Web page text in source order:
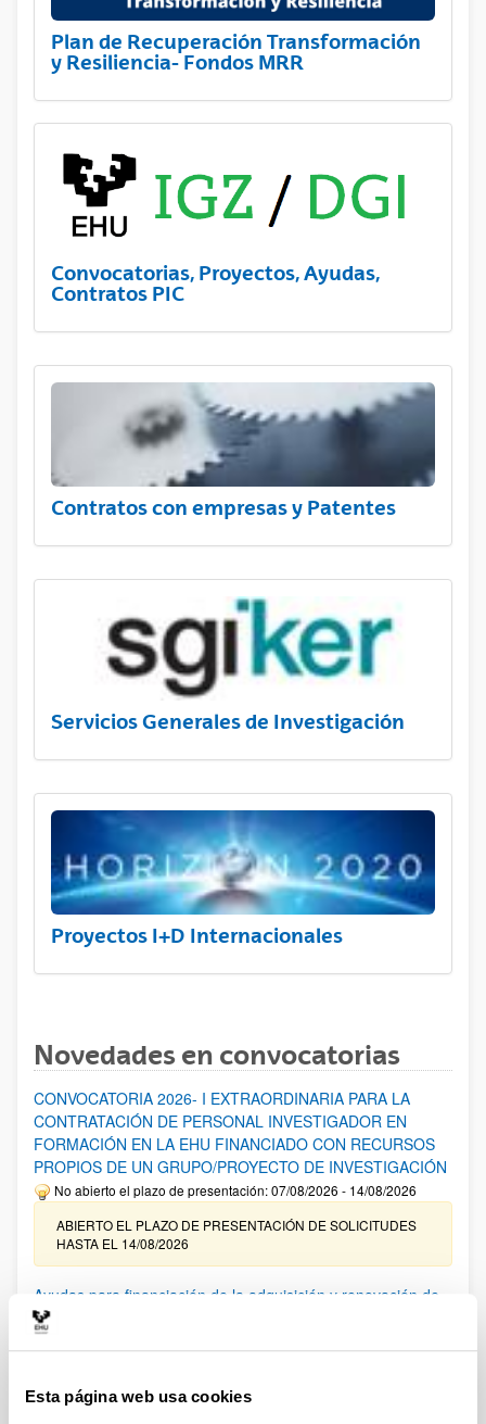
Esta página web usa cookies
Plan de Recuperación Transformación
y Resiliencia- Fondos MRR
Convocatorias, Proyectos, Ayudas,
Contratos PIC
Contratos con empresas y Patentes
Servicios Generales de Investigación
Proyectos I+D Internacionales
Novedades en convocatorias
CONVOCATORIA 2026- I EXTRAORDINARIA PARA LA
CONTRATACIÓN DE PERSONAL INVESTIGADOR EN
FORMACIÓN EN LA EHU FINANCIADO CON RECURSOS
PROPIOS DE UN GRUPO/PROYECTO DE INVESTIGACIÓN
No abierto el plazo de presentación: 07/08/2026 - 14/08/2026
ABIERTO EL PLAZO DE PRESENTACIÓN DE SOLICITUDES
HASTA EL 14/08/2026
Ayudas para financiación de la adquisición y renovación de
infraestructura científica y fondos bibliográficos en la
UPV/EHU 2026
25/03/2026: Corrección de errores del listado provisional de